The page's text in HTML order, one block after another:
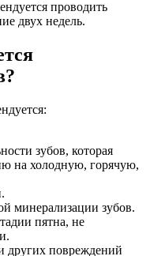
проводить
двух недель.
зубов, которая
на холодную, горячую,
минерализации зубов.
пятна, не
других повреждений